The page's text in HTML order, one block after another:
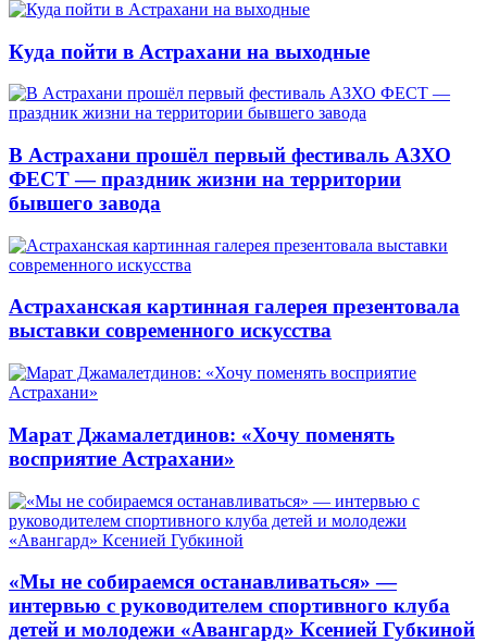
Куда пойти в Астрахани на выходные
В Астрахани прошёл первый фестиваль АЗХО
ФЕСТ — праздник жизни на территории
бывшего завода
Астраханская картинная галерея презентовала
выставки современного искусства
Марат Джамалетдинов: «Хочу поменять
восприятие Астрахани»
«Мы не собираемся останавливаться» —
интервью с руководителем спортивного клуба
детей и молодежи «Авангард» Ксенией Губкиной